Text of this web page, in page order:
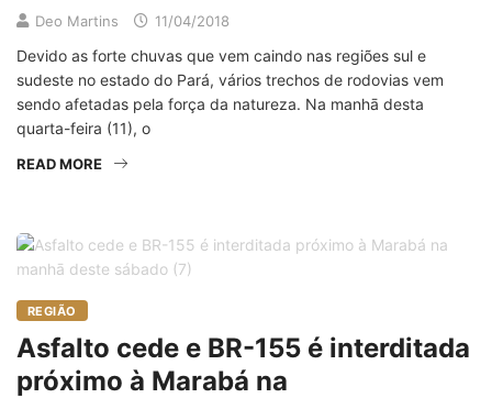
Deo Martins 11/04/2018
Devido as forte chuvas que vem caindo nas regiões sul e
sudeste no estado do Pará, vários trechos de rodovias vem
sendo afetadas pela força da natureza. Na manhā desta
quarta-feira (11), o
READ MORE
REGIÃO
Asfalto cede e BR-155 é interditada
próximo à Marabá na